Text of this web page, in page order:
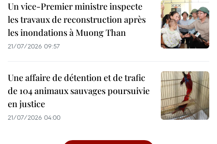
Un vice-Premier ministre inspecte
les travaux de reconstruction après
les inondations à Muong Than
21/07/2026 09:57
Une affaire de détention et de trafic
de 104 animaux sauvages poursuivie
en justice
21/07/2026 04:00